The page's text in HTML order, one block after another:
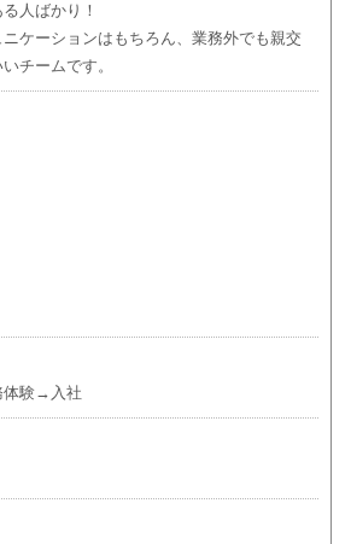
人ばかり！
ケーションはもちろん、業務外でも親交
チームです。
験→入社